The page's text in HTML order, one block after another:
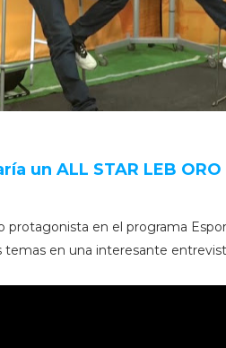
un ALL STAR LEB
protagonista en el programa
en una interesante